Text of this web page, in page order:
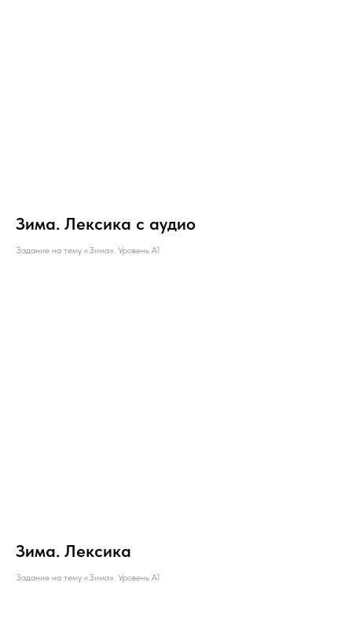
Зима. Лексика с аудио
Задание на тему «Зима». Уровень А1
Зима. Лексика
Задание на тему «Зима». Уровень А1